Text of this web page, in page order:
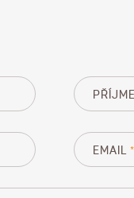
EMAIL